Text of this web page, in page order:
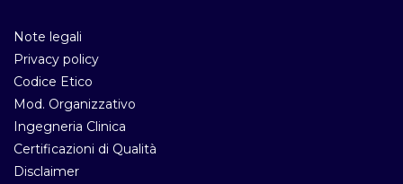
Note legali
Privacy policy
Codice Etico
Mod. Organizzativo
Ingegneria Clinica
Certificazioni di Qualità
Disclaimer